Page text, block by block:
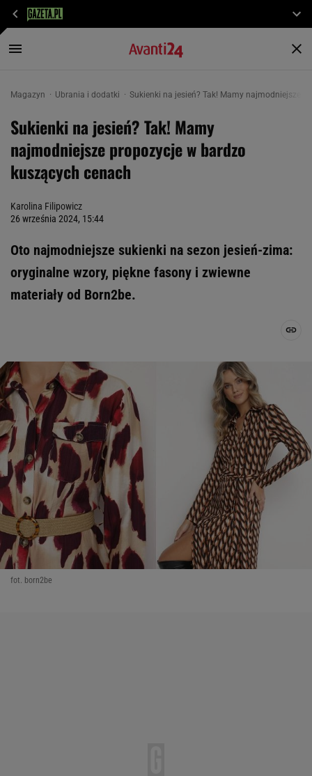
Magazyn Ubrania i dodatki Sukienki na jesień? Tak! Mamy najmodniejsze
Sukienki na jesień? Tak! Mamy
najmodniejsze propozycje w bardzo
kuszących cenach
Karolina Filipowicz
26 września 2024, 15:44
Oto najmodniejsze sukienki na sezon jesień-zima:
oryginalne wzory, piękne fasony i zwiewne
materiały od Born2be.
fot. born2be